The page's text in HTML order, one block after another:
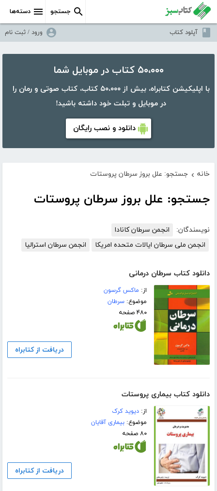
دسته‌ها جستجو
آپلود کتاب ورود / ثبت نام
۵۰،۰۰۰ کتاب در موبایل شما
با اپلیکیشن کتابراه، بیش از ۵۰،۰۰۰ کتاب، کتاب صوتی و رمان را
در موبایل و تبلت خود داشته باشید!
دانلود و نصب رایگان
خانه › جستجو: علل بروز سرطان پروستات
جستجو: علل بروز سرطان پروستات
نویسندگان:
انجمن سرطان کانادا
انجمن ملی سرطان ایالات متحده امریکا
انجمن سرطان استرالیا
دانلود کتاب سرطان درمانی
از: ماکس گرسون
موضوع:سرطان
۴۸۰ صفحه
دریافت از کتابراه
دانلود کتاب بیماری پروستات
از:دیوید کرک
موضوع:بیماری آقایان
۸۰ صفحه
دریافت از کتابراه